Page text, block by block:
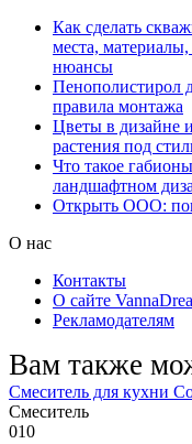
Как сделать
места,
нюансы
Пенополистирол
правила монтажа
Цветы в дизайне
растения под
Что такое
ландшафтном
Открыть ООО:
О нас
Контакты
О сайте
Рекламодателям
Вам также
Смеситель для кухни
Смеситель
010